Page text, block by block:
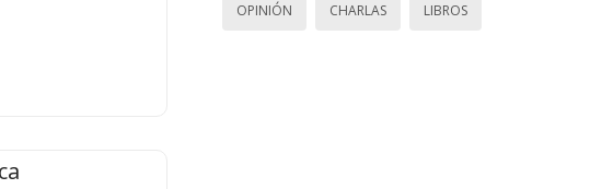
OPINIÓN CHARLAS LIBROS